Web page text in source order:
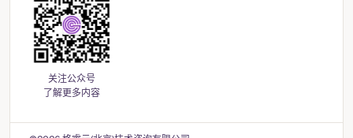
关注公众号
了解更多内容